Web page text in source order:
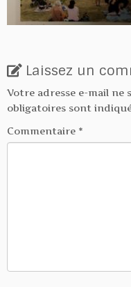
Laissez un
Votre adresse e-mail ne
obligatoires sont
Commentaire *